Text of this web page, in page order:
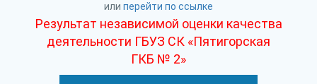
или перейти по ссылке
Результат независимой оценки качества
деятельности ГБУЗ СК «Пятигорская
ГКБ № 2»